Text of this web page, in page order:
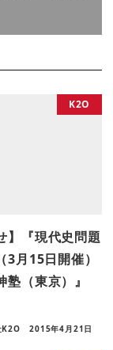
K2O
】『現代史問題
3月15日開催）
塾（東京）』
K2O 2015年4月21日